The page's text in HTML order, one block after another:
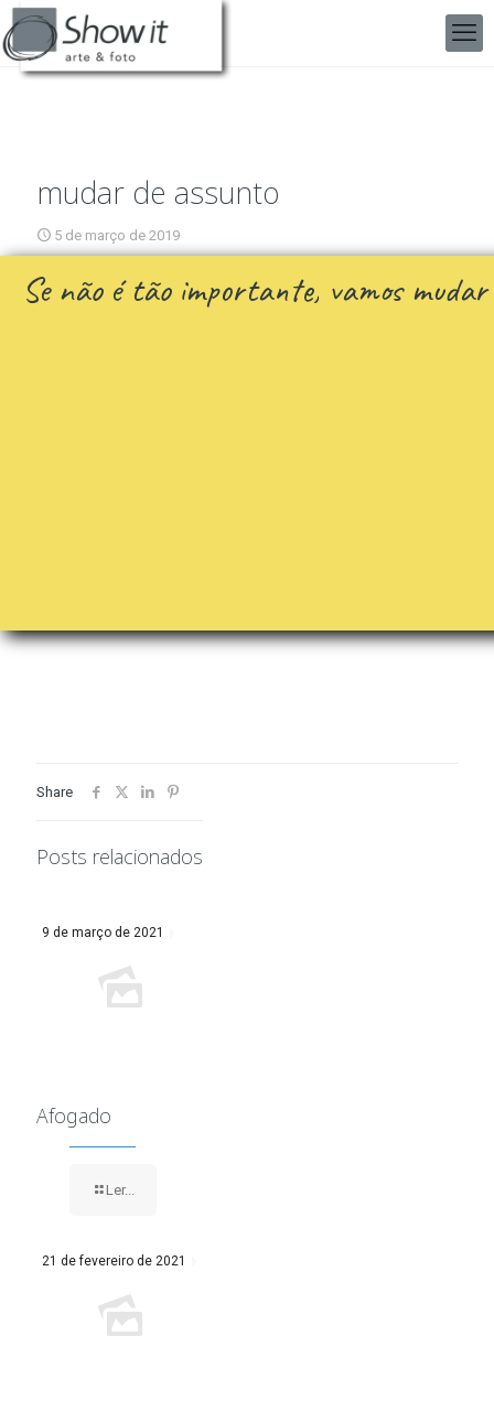
mudar de assunto
5 de março de 2019
Se não é tão importante, vamos
Share
Posts relacionados
9 de março de 2021
Afogado
Ler...
21 de fevereiro de 2021